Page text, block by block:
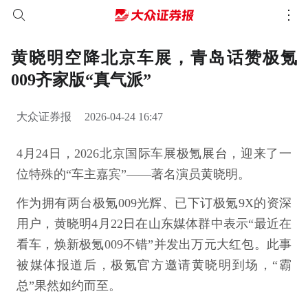
黄晓明空降北京车展，青岛话赞极氪
009齐家版“真气派”
大众证券报 2026-04-24 16:47
4月24日，2026北京国际车展极氪展台，迎来了一
位特殊的“车主嘉宾”——著名演员黄晓明。
作为拥有两台极氪009光辉、已下订极氪9X的资深
用户，黄晓明4月22日在山东媒体群中表示“最近在
看车，焕新极氪009不错”并发出万元大红包。此事
被媒体报道后，极氪官方邀请黄晓明到场，“霸
总”果然如约而至。